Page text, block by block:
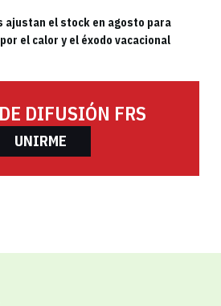
ajustan el stock en agosto para
el calor y el éxodo vacacional
DIFUSIÓN FRS
UNIRME